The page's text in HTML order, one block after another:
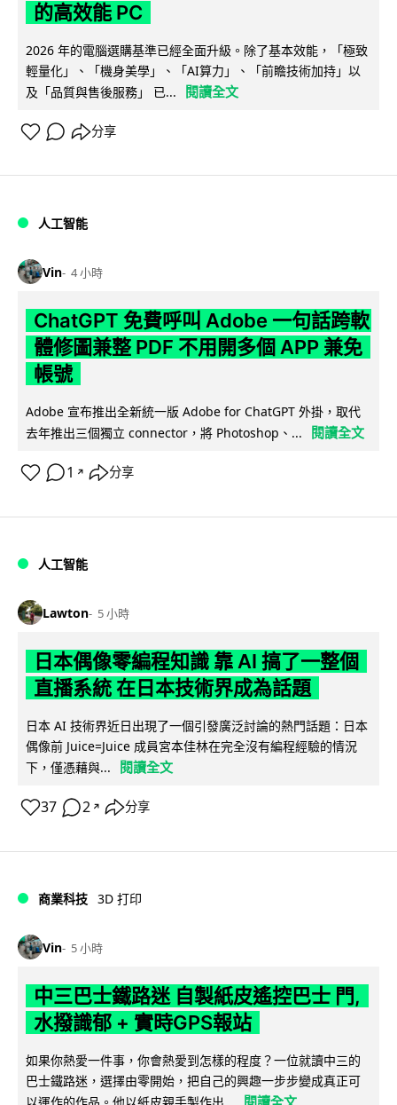
的高效能 PC
2026 年的電腦選購基準已經全面升級。除了基本效能，「極致
輕量化」、「機身美學」、「AI算力」、「前瞻技術加持」以
及「品質與售後服務」 已...
閱讀全文
分享
人工智能
Vin 4 小時
ChatGPT 免費呼叫 Adobe 一句話跨軟
體修圖兼整 PDF 不用開多個 APP 兼免
帳號
Adobe 宣布推出全新統一版 Adobe for ChatGPT 外掛，取代
去年推出三個獨立 connector，將 Photoshop、...
閱讀全文
1 ↗ 分享
人工智能
Lawton 5 小時
日本偶像零編程知識 靠 AI 搞了一整個
直播系統 在日本技術界成為話題
日本 AI 技術界近日出現了一個引發廣泛討論的熱門話題：日本
偶像前 Juice=Juice 成員宮本佳林在完全沒有編程經驗的情況
下，僅憑藉與...
閱讀全文
37 2 ↗ 分享
商業科技 3D 打印
Vin 5 小時
中三巴士鐵路迷 自製紙皮遙控巴士 門,
水撥識郁 + 實時GPS報站
如果你熱愛一件事，你會熱愛到怎樣的程度？一位就讀中三的
巴士鐵路迷，選擇由零開始，把自己的興趣一步步變成真正可